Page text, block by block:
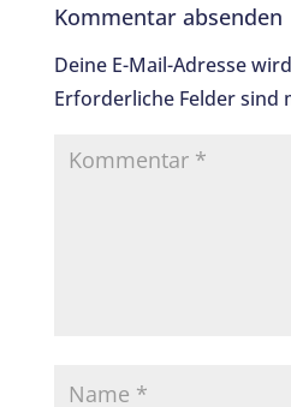
o
o
k
Kommentar absenden
Deine E-Mail-Adresse
Erforderliche Felder sind